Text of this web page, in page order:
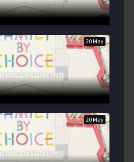
20 May
20 May